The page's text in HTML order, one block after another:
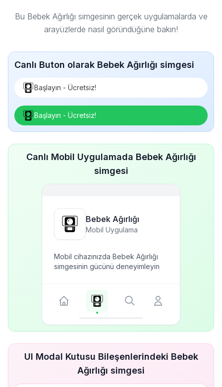
Bu Bebek Ağırlığı simgesinin gerçek uygulamalarda ve
arayüzlerde nasıl göründüğüne bakın!
Canlı Buton olarak Bebek Ağırlığı simgesi
Başlayın - Ücretsiz!
Başlayın - Ücretsiz!
Canlı Mobil Uygulamada Bebek Ağırlığı
simgesi
Bebek Ağırlığı
Mobil Uygulama
Mobil cihazınızda Bebek Ağırlığı
simgesinin gücünü deneyimleyin
UI Modal Kutusu Bileşenlerindeki Bebek
Ağırlığı simgesi